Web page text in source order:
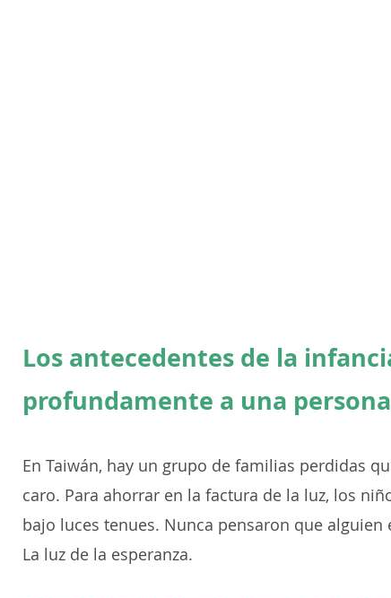
Los antecedentes de la
profundamente a una
En Taiwán, hay un grupo de familias perdidas
caro. Para ahorrar en la factura de la luz, los
bajo luces tenues. Nunca pensaron que
La luz de la esperanza.